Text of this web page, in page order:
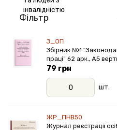
Фільтр
З_ОП
Збірник №1
праці" 62 арк., А5
79 грн
шт.
ЖР_ПНВ50
Журнал реєстрації